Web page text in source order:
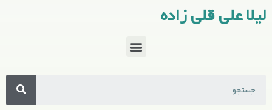
لیلا علی قلی زاده